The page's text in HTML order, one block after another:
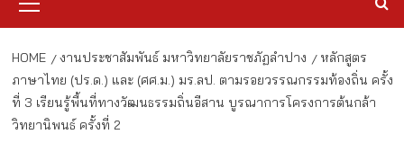
Menu
HOME งานประชาสัมพันธ์ มหาวิทยาลัยราชภัฏลำปาง
หลักสูตร
ภาษาไทย (ปร.ด.) และ (ศศ.ม.) มร.ลป. ตามรอยวรรณกรรมท้องถิ่น ครั้ง
ที่ 3 เรียนรู้พื้นที่ทางวัฒนธรรมถิ่นอีสาน บูรณาการโครงการต้นกล้า
วิทยานิพนธ์ ครั้งที่ 2